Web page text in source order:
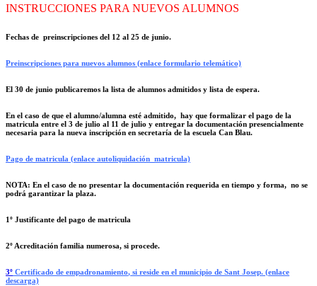
INSTRUCCIONES PARA NUEVOS ALUMNOS
Fechas de preinscripciones del 12 al 25 de junio.
Preinscripciones para nuevos alumnos (enlace formulario telemático)
El 30 de junio publicaremos la lista de alumnos admitidos y lista de espera.
En el caso de que el alumno/alumna esté admitido, hay que formalizar el pago de la
matricula entre el 3 de julio al 11 de julio y entregar la documentación presencialmente
necesaria para la nueva inscripción en secretaría de la escuela Can Blau.
Pago de matricula (enlace autoliquidación matricula)
NOTA: En el caso de no presentar la documentación requerida en tiempo y forma, no se
podrá garantizar la plaza.
1º Justificante del pago de matricula
2º Acreditación familia numerosa, si procede.
3º Certificado de empadronamiento, si reside en el municipio de Sant Josep. (enlace
descarga)